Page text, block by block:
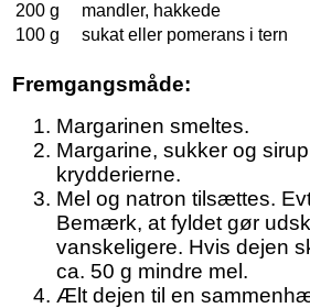
200 g
mandler, hakkede
100 g
sukat eller pomerans i tern
Fremgangsmåde:
Margarinen smeltes.
Margarine, sukker og
krydderierne.
Mel og natron tilsættes.
Bemærk, at fyldet gør
vanskeligere. Hvis dejen
ca. 50 g mindre mel.
Ælt dejen til en